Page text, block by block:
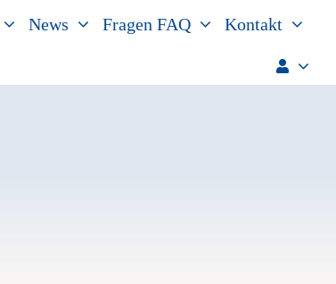
News Fragen FAQ Kontakt